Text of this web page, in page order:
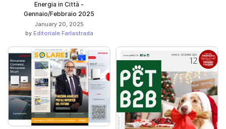
Energia in Città -
Gennaio/Febbraio 2025
January 20, 2025
by Editoriale Farlastrada